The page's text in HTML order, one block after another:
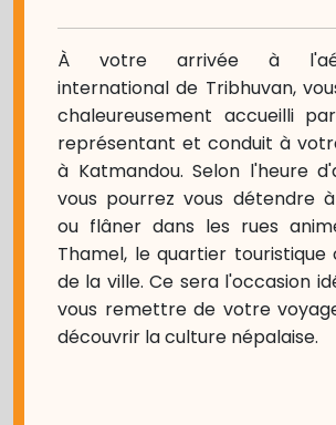
À votre arrivée à
international de Tribhuvan,
chaleureusement accueilli
représentant et conduit à
à Katmandou. Selon l'heure
vous pourrez vous détendre
ou flâner dans les rues
Thamel, le quartier touristique
de la ville. Ce sera l'occasion
vous remettre de votre
découvrir la culture népalaise.